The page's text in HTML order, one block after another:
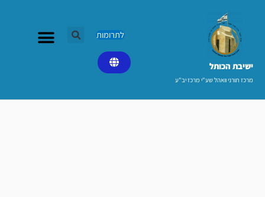
ישיבת הכותל​
מרכז תורני וואהל שע"י מרכז יב"ע
לתרומות